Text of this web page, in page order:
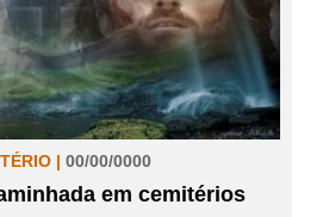
| 00/00/0000
em cemitérios